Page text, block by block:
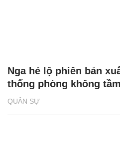
QUÂN SỰ
Nga hé lộ phiên bản
thống phòng không